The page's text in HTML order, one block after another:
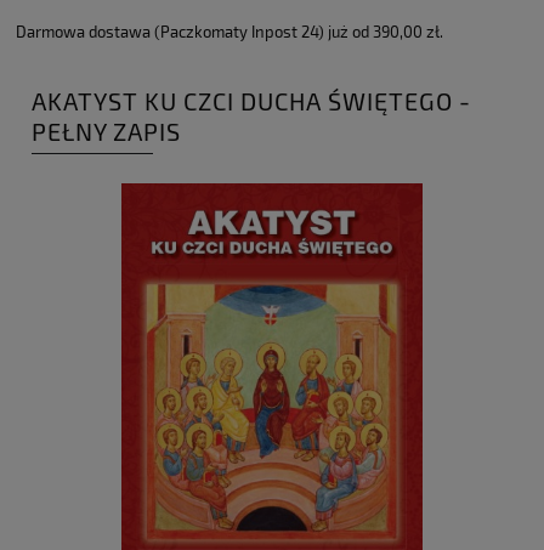
Darmowa dostawa (Paczkomaty Inpost 24) już od 390,00 zł.
AKATYST KU CZCI DUCHA ŚWIĘTEGO -
PEŁNY ZAPIS